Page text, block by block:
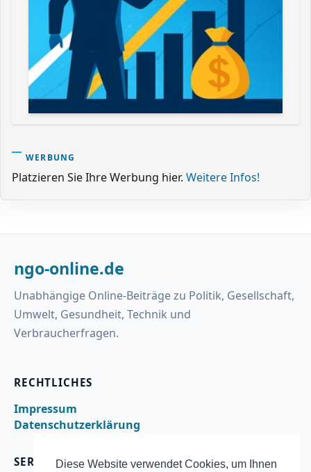
Diese Website verwendet Cookies, um Ihnen
WERBUNG
Platzieren Sie Ihre Werbung hier. Weitere Infos!
ngo-online.de
Unabhängige Online-Beiträge zu Politik, Gesellschaft,
Umwelt, Gesundheit, Technik und
Verbraucherfragen.
RECHTLICHES
Impressum
Datenschutzerklärung
SERVICE